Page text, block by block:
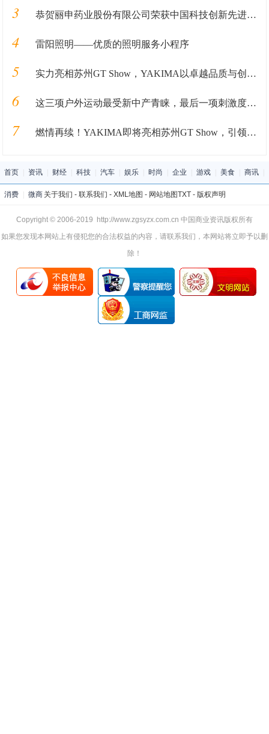
3 恭贺丽申药业股份有限公司荣获中国科技创新先进单位
4 雷阳照明——优质的照明服务小程序
5 实力亮相苏州GT Show，YAKIMA以卓越品质与创新体验打造户外生活新范式
6 这三项户外运动最受新中产青睐，最后一项刺激度满分
7 燃情再续！YAKIMA即将亮相苏州GT Show，引领汽车户外生活新潮流
首页 资讯 财经 科技 汽车 娱乐 时尚 企业 游戏 美食 商讯
消费 微商 关于我们 - 联系我们 - XML地图 - 网站地图TXT- 版权声明
Copyright © 2006-2019 http://www.zgsyzx.com.cn 中国商业资讯版权所有
如果您发现本网站上有侵犯您的合法权益的内容，请联系我们，本网站将立即予以删
除！